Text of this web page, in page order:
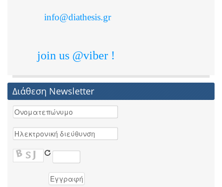
info@diathesis.gr
join us @viber !
Διάθεση Newsletter